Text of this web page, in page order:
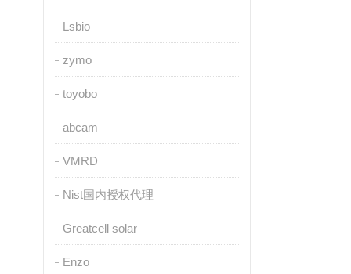
Lsbio
zymo
toyobo
abcam
VMRD
Nist国内授权代理
Greatcell solar
Enzo